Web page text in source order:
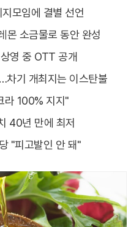
모임에 결별 선언
몬 소금물로 동안 완성
영 중 OTT 공개
차기 개최지는 이스탄불
라 100% 지지"
40년 만에 최저
"피고발인 안 돼"